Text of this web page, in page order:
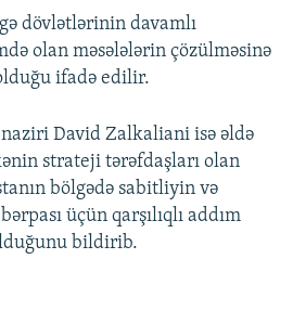
dövlətlərinin davamlı
olan məsələlərin çözülməsinə
ifadə edilir.
David Zalkaliani isə əldə
strateji tərəfdaşları olan
bölgədə sabitliyin və
üçün qarşılıqlı addım
bildirib.